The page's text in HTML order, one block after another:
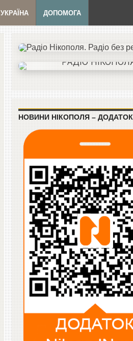
УКРАЇНА ДОПОМОГА
НОВИНИ НІКОПОЛЯ – ДОДАТОК